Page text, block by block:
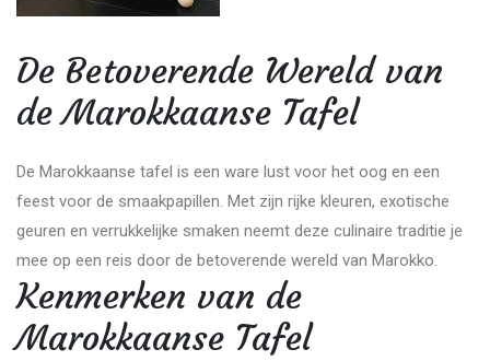
De Betoverende Wereld van
de Marokkaanse Tafel
De Marokkaanse tafel is een ware lust voor het oog en een
feest voor de smaakpapillen. Met zijn rijke kleuren, exotische
geuren en verrukkelijke smaken neemt deze culinaire traditie je
mee op een reis door de betoverende wereld van Marokko.
Kenmerken van de
Marokkaanse Tafel